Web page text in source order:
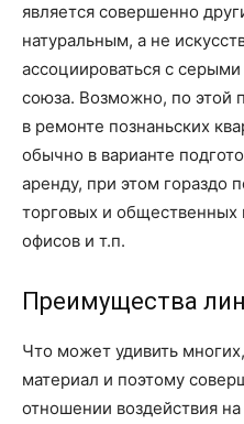
является совершенно
натуральным, а не
ассоциироваться с
союза. Возможно, по этой
в ремонте познаньских
обычно в варианте
аренду, при этом гораздо
торговых и
офисов и т.п.
Преимущества
Что может удивить
материал и поэтому
отношении воздействия